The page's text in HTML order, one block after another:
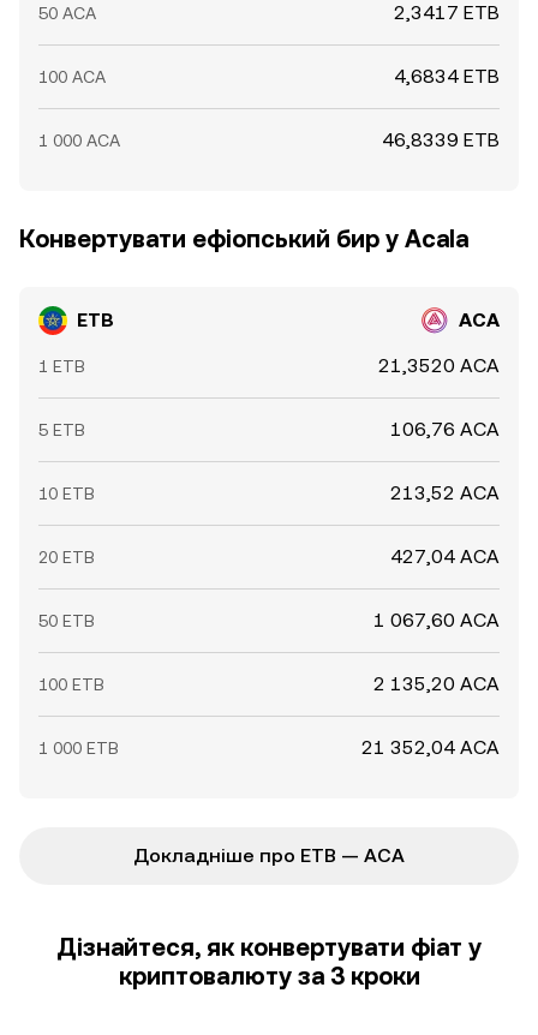
50 ACA 2,3417 ETB
100 ACA 4,6834 ETB
1 000 ACA 46,8339 ETB
Конвертувати ефіопський бир у Acala
ETB ACA
1 ETB 21,3520 ACA
5 ETB 106,76 ACA
10 ETB 213,52 ACA
20 ETB 427,04 ACA
50 ETB 1 067,60 ACA
100 ETB 2 135,20 ACA
1 000 ETB 21 352,04 ACA
Докладніше про ETB — ACA
Дізнайтеся, як конвертувати фіат у
криптовалюту за 3 кроки